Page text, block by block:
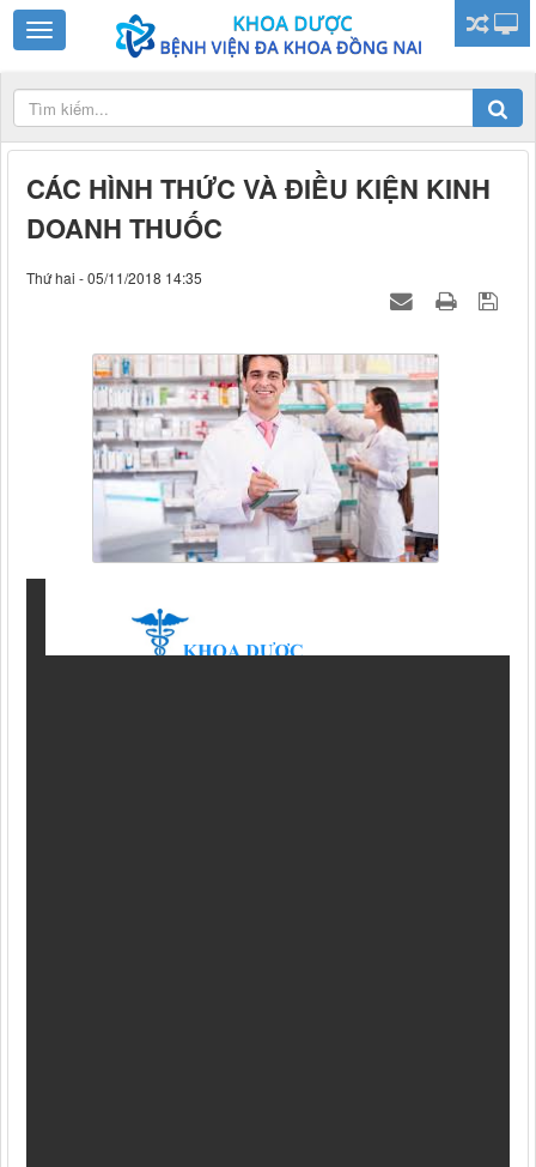
CÁC HÌNH THỨC VÀ ĐIỀU KIỆN KINH
DOANH THUỐC
Thứ hai - 05/11/2018 14:35